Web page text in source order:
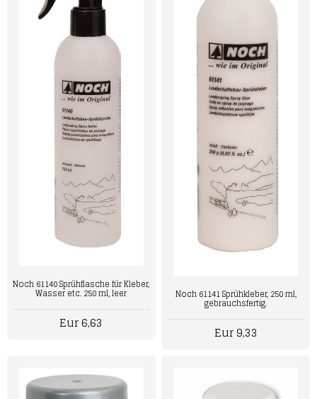
Noch 61140 Sprühflasche für Kleber,
Wasser etc. 250 ml, leer
Eur 6,63
Noch 61141 Sprühkleber, 250 ml,
gebrauchsfertig.
Eur 9,33